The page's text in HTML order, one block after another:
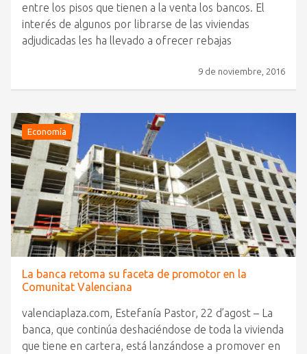
entre los pisos que tienen a la venta los bancos. El
interés de algunos por librarse de las viviendas
adjudicadas les ha llevado a ofrecer rebajas
9 de noviembre, 2016
Economía
La banca retoma su faceta de promotor en la
Comunitat Valenciana
valenciaplaza.com, Estefanía Pastor, 22 d’agost – La
banca, que continúa deshaciéndose de toda la vivienda
que tiene en cartera, está lanzándose a promover en